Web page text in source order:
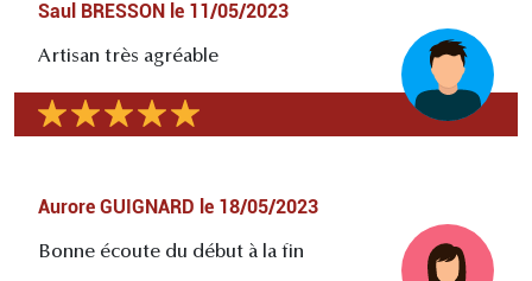
Saul BRESSON le 11/05/2023
Artisan très agréable
Aurore GUIGNARD le 18/05/2023
Bonne écoute du début à la fin